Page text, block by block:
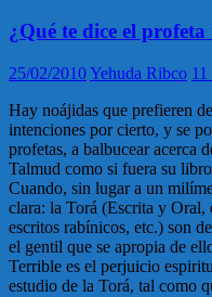
¿Qué te dice el
25/02/2010Yehuda Ribco
Hay noájidas que prefieren
intenciones por cierto, y se
profetas, a balbucear acerca
Talmud como si fuera su
Cuando, sin lugar a un
clara: la Torá (Escrita y Oral,
escritos rabínicos, etc.) son
el gentil que se apropia de
Terrible es el perjuicio
estudio de la Torá, tal como